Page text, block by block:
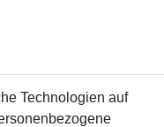
Technologien auf